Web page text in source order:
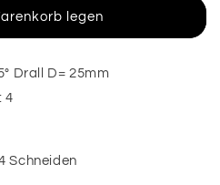
legen
Drall D= 25mm
4
Schneiden